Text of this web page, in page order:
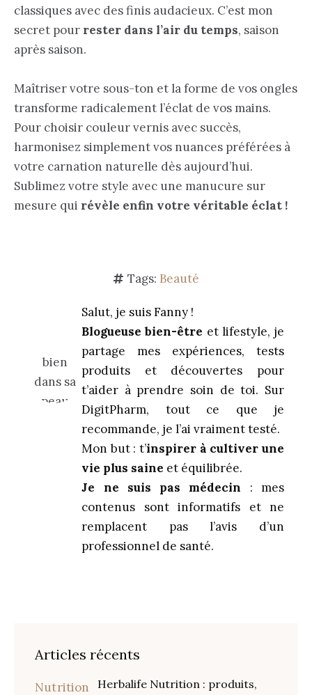
classiques avec des finis audacieux. C’est mon
secret pour rester dans l’air du temps, saison
après saison.
Maîtriser votre sous-ton et la forme de vos ongles
transforme radicalement l’éclat de vos mains.
Pour choisir couleur vernis avec succès,
harmonisez simplement vos nuances préférées à
votre carnation naturelle dès aujourd’hui.
Sublimez votre style avec une manucure sur
mesure qui révèle enfin votre véritable éclat !
Tags: Beauté
Salut, je suis Fanny !
Blogueuse bien-être et lifestyle, je
partage mes expériences, tests
produits et découvertes pour
t’aider à prendre soin de toi. Sur
DigitPharm, tout ce que je
recommande, je l’ai vraiment testé.
Mon but : t’inspirer à cultiver une
vie plus saine et équilibrée.
Je ne suis pas médecin : mes
contenus sont informatifs et ne
remplacent pas l’avis d’un
professionnel de santé.
Articles récents
Herbalife Nutrition : produits,